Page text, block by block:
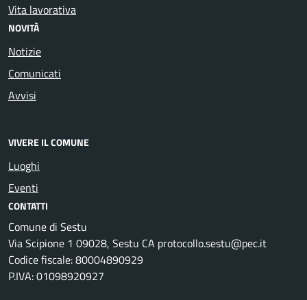
Vita lavorativa
NOVITÀ
Notizie
Comunicati
Avvisi
VIVERE IL COMUNE
Luoghi
Eventi
CONTATTI
Comune di Sestu
Via Scipione 1 09028, Sestu CA protocollo.sestu@pec.it
Codice fiscale: 80004890929
P.IVA: 01098920927